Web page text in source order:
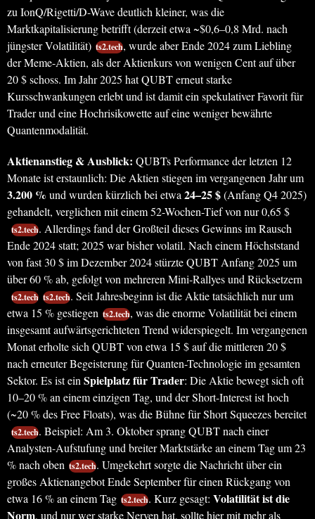
zu IonQ/Rigetti/D-Wave deutlich kleiner, was die
Marktkapitalisierung betrifft (derzeit etwa ~$0,6–0,8 Mrd. nach
jüngster Volatilität) ts2.tech, wurde aber Ende 2024 zum Liebling
der Meme-Aktien, als der Aktienkurs von wenigen Cent auf über
20 $ schoss. Im Jahr 2025 hat QUBT erneut starke
Kursschwankungen erlebt und ist damit ein spekulativer Favorit für
Trader und eine Hochrisikowette auf eine weniger bewährte
Quantenmodalität.
Aktienanstieg & Ausblick: QUBTs Performance der letzten 12
Monate ist erstaunlich: Die Aktien stiegen im vergangenen Jahr um
3.200 % und wurden kürzlich bei etwa 24–25 $(Anfang Q4 2025)
gehandelt, verglichen mit einem 52-Wochen-Tief von nur 0,65 $
ts2.tech. Allerdings fand der Großteil dieses Gewinns im Rausch
Ende 2024 statt; 2025 war bisher volatil. Nach einem Höchststand
von fast 30 $ im Dezember 2024 stürzte QUBT Anfang 2025 um
über 60 % ab, gefolgt von mehreren Mini-Rallyes und Rücksetzern
ts2.tech ts2.tech. Seit Jahresbeginn ist die Aktie tatsächlich nur um
etwa 15 % gestiegen ts2.tech, was die enorme Volatilität bei einem
insgesamt aufwärtsgerichteten Trend widerspiegelt. Im vergangenen
Monat erholte sich QUBT von etwa 15 $ auf die mittleren 20 $
nach erneuter Begeisterung für Quanten-Technologie im gesamten
Sektor. Es ist ein Spielplatz für Trader: Die Aktie bewegt sich oft
10–20 % an einem einzigen Tag, und der Short-Interest ist hoch
(~20 % des Free Floats), was die Bühne für Short Squeezes bereitet
ts2.tech. Beispiel: Am 3. Oktober sprang QUBT nach einer
Analysten-Aufstufung und breiter Marktstärke an einem Tag um 23
% nach oben ts2.tech. Umgekehrt sorgte die Nachricht über ein
großes Aktienangebot Ende September für einen Rückgang von
etwa 16 % an einem Tag ts2.tech. Kurz gesagt: Volatilität ist die
Norm, und nur wer starke Nerven hat, sollte hier mit mehr als